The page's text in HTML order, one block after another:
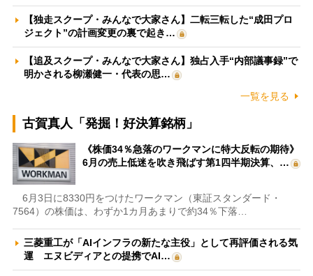
【独走スクープ・みんなで大家さん】二転三転した“成田プロ
ジェクト”の計画変更の裏で起き…
【追及スクープ・みんなで大家さん】独占入手“内部議事録”で
明かされる柳瀬健一・代表の思…
一覧を見る
古賀真人「発掘！好決算銘柄」
《株価34％急落のワークマンに特大反転の期待》
6月の売上低迷を吹き飛ばす第1四半期決算、…
6月3日に8330円をつけたワークマン（東証スタンダード・
7564）の株価は、わずか1カ月あまりで約34％下落…
三菱重工が「AIインフラの新たな主役」として再評価される気
運 エヌビディアとの提携でAI…